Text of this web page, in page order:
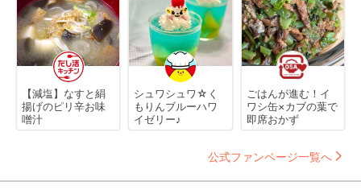
【減塩】なすと絹
揚げのピリ辛お味
噌汁
シュワシュワ☆く
もりんブルーハワ
イゼリー♪
ごはんが進む！イ
ワシ缶×カブの葉で
即席おかず
公式ファンページ一覧へ